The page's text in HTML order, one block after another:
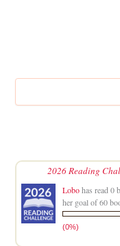
2026 Reading
Lobohas read 0
her goal of 60
(0%)